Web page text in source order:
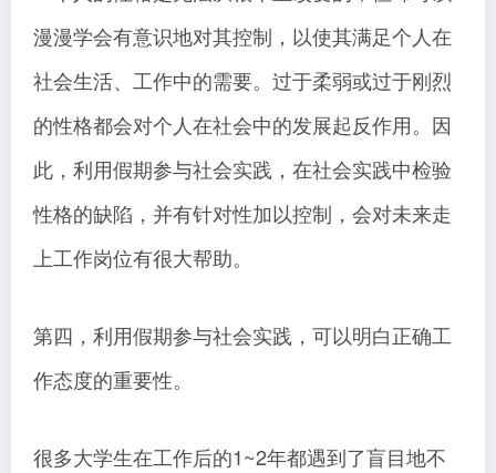
漫漫学会有意识地对其控制，以使其满足个人在
社会生活、工作中的需要。过于柔弱或过于刚烈
的性格都会对个人在社会中的发展起反作用。因
此，利用假期参与社会实践，在社会实践中检验
性格的缺陷，并有针对性加以控制，会对未来走
上工作岗位有很大帮助。
第四，利用假期参与社会实践，可以明白正确工
作态度的重要性。
很多大学生在工作后的1~2年都遇到了盲目地不